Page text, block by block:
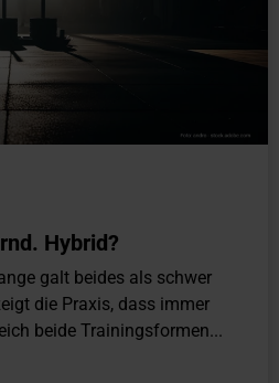
Hybrid?
galt beides als schwer
die Praxis, dass immer
beide Trainingsformen...